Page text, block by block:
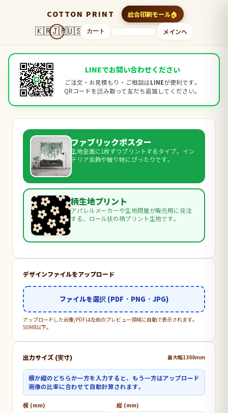
COTTON PRINT 総合印刷モール
🇰🇷🇯🇵🇺🇸 カート メインへ
LINEでお問い合わせください
ご注文・お見積もり・ご相談はLINEが便利です。
QRコードを読み取って友だち追加してください。
ファブリックポスター
生地全面に1枚ずつプリントするタイプ。イン
テリア装飾や贈り物にぴったりです。
柄生地プリント
アパレルメーカーや生地問屋が販売用に発注
する、ロール状の柄プリント生地です。
デザインファイルをアップロード
ファイルを選択 (PDF · PNG · JPG)
アップロードした画像/PDFは左側のプレビュー領域に自動で表示されます。
50MB以下。
出力サイズ (実寸) 最大幅1300mm
横か縦のどちらか一方を入力すると、もう一方はアップロード
画像の比率に合わせて自動計算されます。
横 (mm) 縦 (mm)